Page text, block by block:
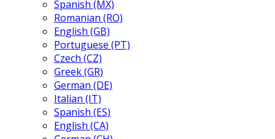
Spanish (MX)
Romanian (RO)
English (GB)
Portuguese (PT)
Czech (CZ)
Greek (GR)
German (DE)
Italian (IT)
Spanish (ES)
English (CA)